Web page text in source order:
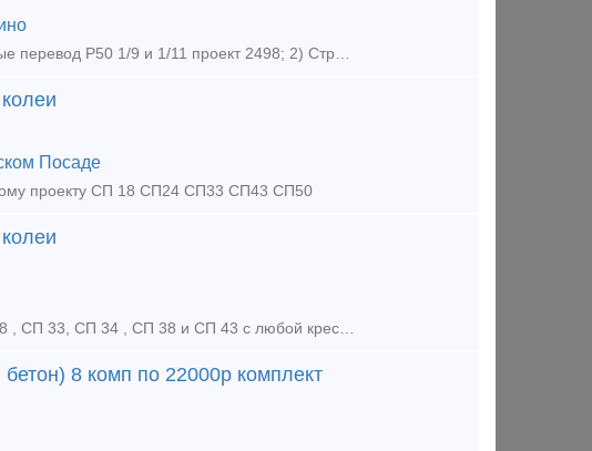
Стрелочные переводы 1- ОЙ ГРУППЫ ИЗНОСА: 1) Стрелочные перевод Р50 1/9 и 1/11 проект 2498; 2) Стрелочный перевод Р65 1/6 проект 2307.00000-14 3) Стрелочный перевод Р65 1/9 и 1/11 проект 2434; 4) С
Посаде
проекту СП 18 СП24 СП33 СП43 СП50
Наше предприятие изготавливает стрелочные переводы СП18 , СП 33, СП 34 , СП 38 и СП 43 с любой крестовиной, любой сторонности, на любую колею. Под заказ любой проект. Так же изготовим номерные башмаки
8 комп по 22000р комплект